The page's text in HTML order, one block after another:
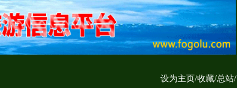
设为主页/收藏/总站/